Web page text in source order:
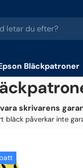
Bläckpatroner
skrivarens
bläck påverkar inte